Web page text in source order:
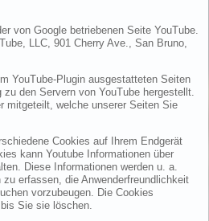
von Google betriebenen Seite YouTube.
LLC, 901 Cherry Ave., San Bruno,
YouTube-Plugin ausgestatteten Seiten
den Servern von YouTube hergestellt.
mitgeteilt, welche unserer Seiten Sie
Cookies auf Ihrem Endgerät
kann Youtube Informationen über
Diese Informationen werden u. a.
erfassen, die Anwenderfreundlichkeit
vorzubeugen. Die Cookies
Sie sie löschen.